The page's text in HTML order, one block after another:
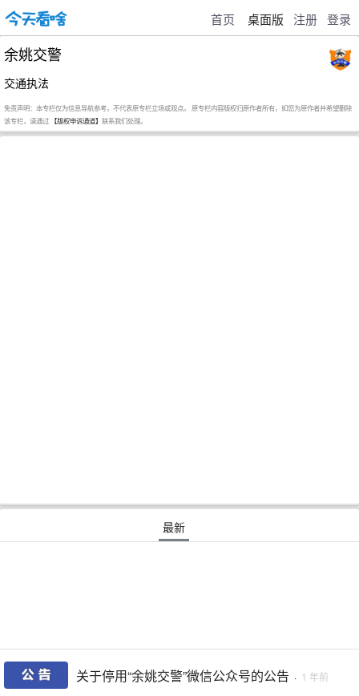
首页 桌面版 注册 登录
余姚交警
交通执法
免责声明：本专栏仅为信息导航参考，不代表原专栏立场或观点。 原专栏内容版权归原作者所有，如您为原作者并希望删除
该专栏，请通过 【版权申诉通道】 联系我们处理。
最新
关于停用“余姚交警”微信公众号的公告 · 1 年前